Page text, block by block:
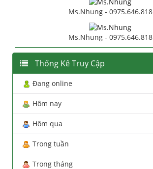
Ms.Nhung - 0975.646.818
Ms.Nhung - 0975.646.818
Thống Kê Truy Cập
Đang online
Hôm nay
Hôm qua
Trong tuần
Trong tháng